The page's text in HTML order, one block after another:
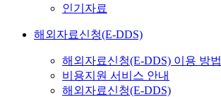
인기자료
해외자료신청(E-DDS)
해외자료신청(E-DDS) 이용 방법
비용지원 서비스 안내
해외자료신청(E-DDS)